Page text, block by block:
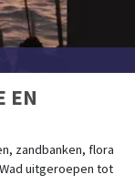
EN
zandbanken, flora
uitgeroepen tot